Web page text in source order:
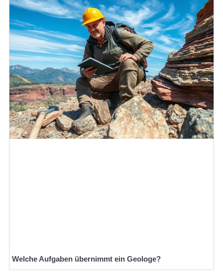
Welche Aufgaben übernimmt ein Geologe?